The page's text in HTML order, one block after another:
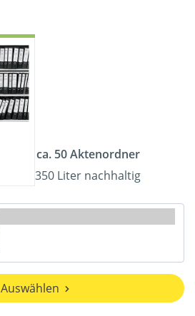
ca. 50 Aktenordner
350 Liter nachhaltig
Auswählen